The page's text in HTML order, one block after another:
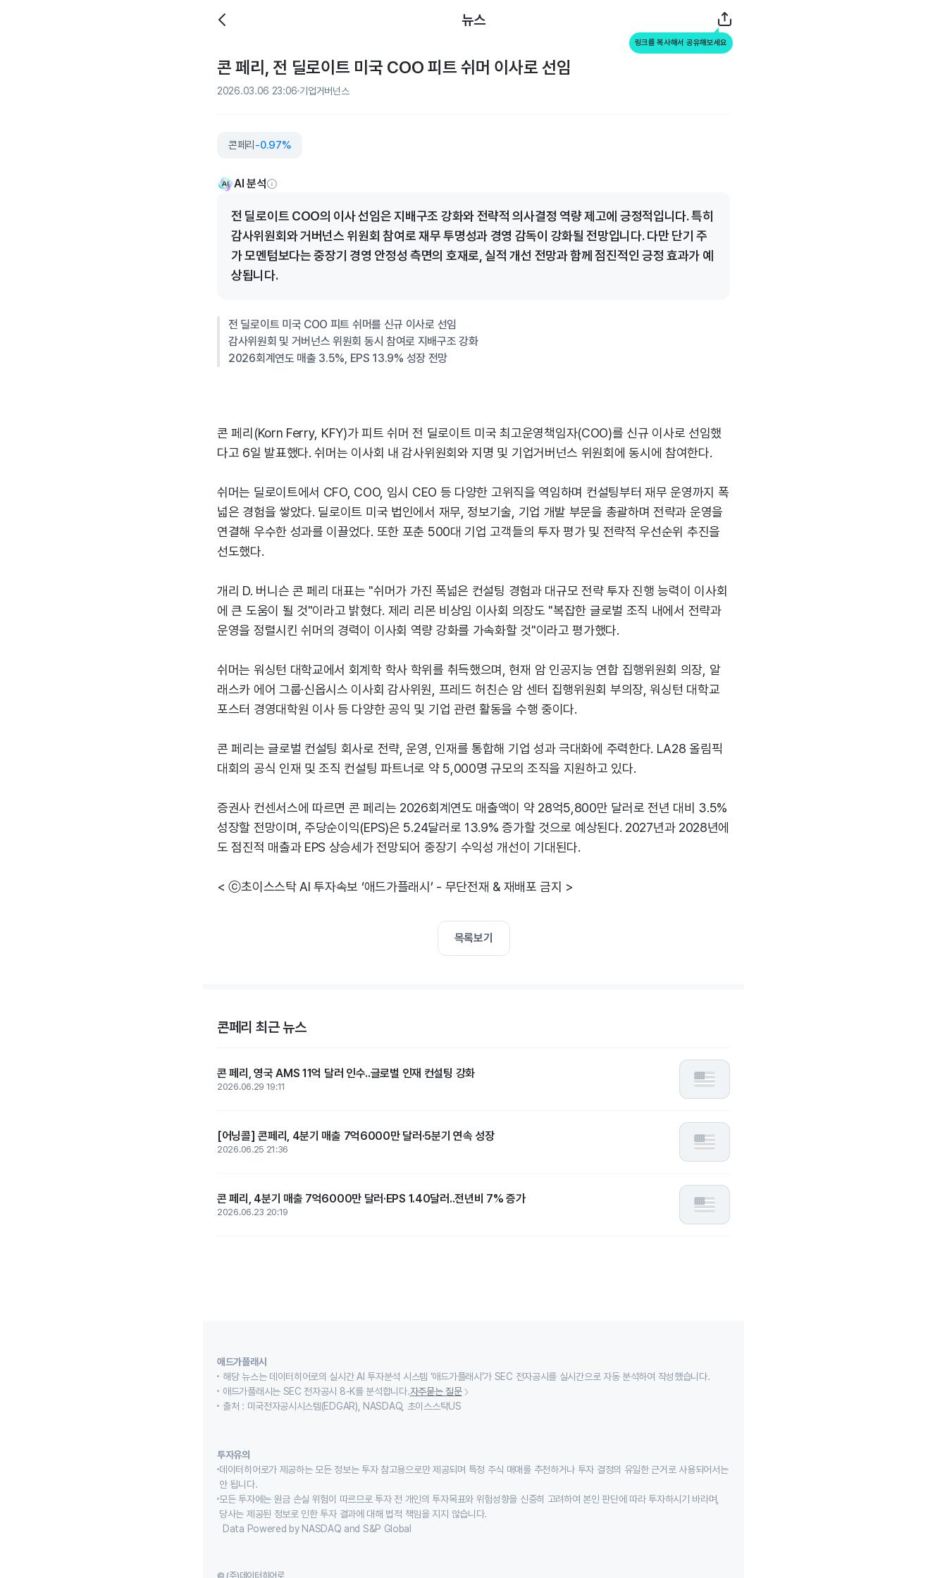
뉴스
링크를 복사해서 공유해보세요
콘 페리, 전 딜로이트 미국 COO 피트 쉬머 이사로 선임
2026.03.06 23:06 기업거버넌스
콘페리 -0.97%
AI 분석
전 딜로이트 COO의 이사 선임은 지배구조 강화와 전략적 의사결정 역량 제고에 긍정적입니다. 특히
감사위원회와 거버넌스 위원회 참여로 재무 투명성과 경영 감독이 강화될 전망입니다. 다만 단기 주
가 모멘텀보다는 중장기 경영 안정성 측면의 호재로, 실적 개선 전망과 함께 점진적인 긍정 효과가 예
상됩니다.
전 딜로이트 미국 COO 피트 쉬머를 신규 이사로 선임
감사위원회 및 거버넌스 위원회 동시 참여로 지배구조 강화
2026회계연도 매출 3.5%, EPS 13.9% 성장 전망
콘 페리(Korn Ferry, KFY)가 피트 쉬머 전 딜로이트 미국 최고운영책임자(COO)를 신규 이사로 선임했
다고 6일 발표했다. 쉬머는 이사회 내 감사위원회와 지명 및 기업거버넌스 위원회에 동시에 참여한다.
쉬머는 딜로이트에서 CFO, COO, 임시 CEO 등 다양한 고위직을 역임하며 컨설팅부터 재무 운영까지 폭
넓은 경험을 쌓았다. 딜로이트 미국 법인에서 재무, 정보기술, 기업 개발 부문을 총괄하며 전략과 운영을
연결해 우수한 성과를 이끌었다. 또한 포춘 500대 기업 고객들의 투자 평가 및 전략적 우선순위 추진을
선도했다.
개리 D. 버니슨 콘 페리 대표는 "쉬머가 가진 폭넓은 컨설팅 경험과 대규모 전략 투자 진행 능력이 이사회
에 큰 도움이 될 것"이라고 밝혔다. 제리 리몬 비상임 이사회 의장도 "복잡한 글로벌 조직 내에서 전략과
운영을 정렬시킨 쉬머의 경력이 이사회 역량 강화를 가속화할 것"이라고 평가했다.
쉬머는 워싱턴 대학교에서 회계학 학사 학위를 취득했으며, 현재 암 인공지능 연합 집행위원회 의장, 알
래스카 에어 그룹·신옵시스 이사회 감사위원, 프레드 허친슨 암 센터 집행위원회 부의장, 워싱턴 대학교
포스터 경영대학원 이사 등 다양한 공익 및 기업 관련 활동을 수행 중이다.
콘 페리는 글로벌 컨설팅 회사로 전략, 운영, 인재를 통합해 기업 성과 극대화에 주력한다. LA28 올림픽
대회의 공식 인재 및 조직 컨설팅 파트너로 약 5,000명 규모의 조직을 지원하고 있다.
증권사 컨센서스에 따르면 콘 페리는 2026회계연도 매출액이 약 28억5,800만 달러로 전년 대비 3.5%
성장할 전망이며, 주당순이익(EPS)은 5.24달러로 13.9% 증가할 것으로 예상된다. 2027년과 2028년에
도 점진적 매출과 EPS 상승세가 전망되어 중장기 수익성 개선이 기대된다.
< ⓒ초이스스탁 AI 투자속보 ‘애드가플래시’ - 무단전재 & 재배포 금지 >
목록보기
콘페리 최근 뉴스
콘 페리, 영국 AMS 11억 달러 인수..글로벌 인재 컨설팅 강화
2026.06.29 19:11
[어닝콜] 콘페리, 4분기 매출 7억6000만 달러·5분기 연속 성장
2026.06.25 21:36
콘 페리, 4분기 매출 7억6000만 달러·EPS 1.40달러..전년비 7% 증가
2026.06.23 20:19
애드가플래시
해당 뉴스는 데이터히어로의 실시간 AI 투자분석 시스템 ‘애드가플래시’가 SEC 전자공시를 실시간으로 자동 분석하여 작성했습니다.
애드가플래시는 SEC 전자공시 8-K를 분석합니다.자주묻는 질문
출처 : 미국전자공시시스템(EDGAR), NASDAQ, 초이스스탁US
투자유의
데이터히어로가 제공하는 모든 정보는 투자 참고용으로만 제공되며 특정 주식 매매를 추천하거나 투자 결정의 유일한 근거로 사용되어서는
안 됩니다.
모든 투자에는 원금 손실 위험이 따르므로 투자 전 개인의 투자목표와 위험성향을 신중히 고려하여 본인 판단에 따라 투자하시기 바라며,
당사는 제공된 정보로 인한 투자 결과에 대해 법적 책임을 지지 않습니다.
Data Powered by NASDAQ and S&P Global
© (주)데이터히어로